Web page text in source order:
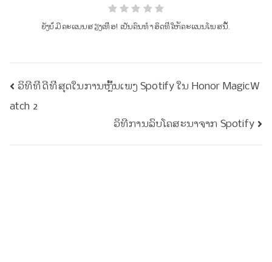
ຍັງບໍ່ມີຄະແນນສຽງເທື່ອ! ເປັນຄົນທຳອິດທີ່ໃຫ້ຄະແນນໂພສນີ້.
ການ
ນຳ
ວິທີທີ່ດີທີ່ສຸດໃນການຫຼິ້ນເພງ Spotify ໃນ Honor MagicW
atch 2
ວິທີການລົບໂຄສະນາຈາກ Spotify